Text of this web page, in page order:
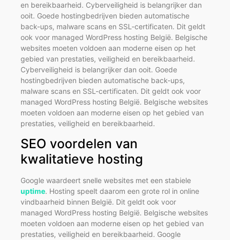
en bereikbaarheid. Cyberveiligheid is belangrijker dan
ooit. Goede hostingbedrijven bieden automatische
back-ups, malware scans en SSL-certificaten. Dit geldt
ook voor managed WordPress hosting België. Belgische
websites moeten voldoen aan moderne eisen op het
gebied van prestaties, veiligheid en bereikbaarheid.
Cyberveiligheid is belangrijker dan ooit. Goede
hostingbedrijven bieden automatische back-ups,
malware scans en SSL-certificaten. Dit geldt ook voor
managed WordPress hosting België. Belgische websites
moeten voldoen aan moderne eisen op het gebied van
prestaties, veiligheid en bereikbaarheid.
SEO voordelen van
kwalitatieve hosting
Google waardeert snelle websites met een stabiele
uptime. Hosting speelt daarom een grote rol in online
vindbaarheid binnen België. Dit geldt ook voor
managed WordPress hosting België. Belgische websites
moeten voldoen aan moderne eisen op het gebied van
prestaties, veiligheid en bereikbaarheid. Google